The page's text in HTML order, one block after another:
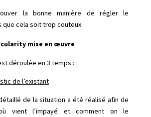
la bonne manière de régler le
que cela soit trop couteux.
mise en œuvre
déroulée en 3 temps :
de l’existant
de la situation a été réalisé afin de
vient l’impayé et comment on le